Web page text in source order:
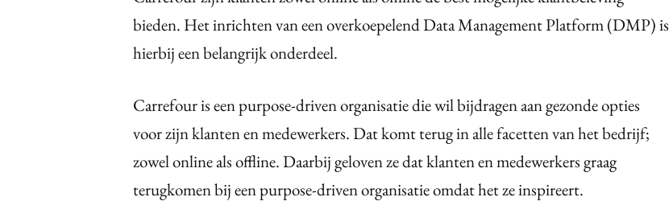
bieden. Het inrichten van een overkoepelend Data Management Platform (DMP) is
hierbij een belangrijk onderdeel.
Carrefour is een purpose-driven organisatie die wil bijdragen aan gezonde opties
voor zijn klanten en medewerkers. Dat komt terug in alle facetten van het bedrijf;
zowel online als offline. Daarbij geloven ze dat klanten en medewerkers graag
terugkomen bij een purpose-driven organisatie omdat het ze inspireert.